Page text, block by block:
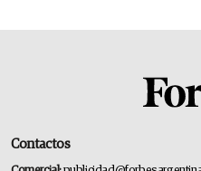
Contactos